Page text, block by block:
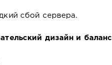
сбой сервера.
дизайн и баланс